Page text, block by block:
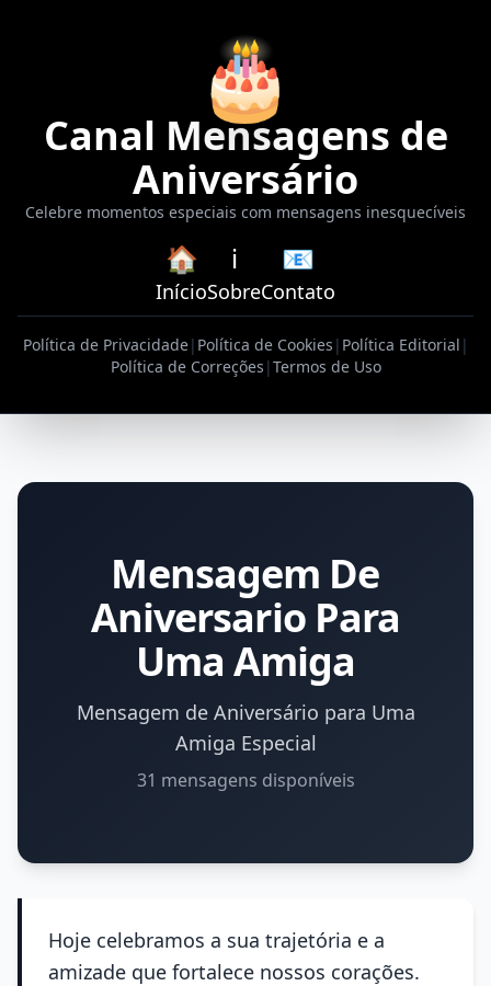
🎂
Canal Mensagens de
Aniversário
Celebre momentos especiais com mensagens inesquecíveis
🏠
Início
ℹ️
Sobre
📧
Contato
Política de Privacidade| Política de Cookies | Política Editorial |
Política de Correções |Termos de Uso
Mensagem De
Aniversario Para
Uma Amiga
Mensagem de Aniversário para Uma
Amiga Especial
31 mensagens disponíveis
Hoje celebramos a sua trajetória e a
amizade que fortalece nossos corações.